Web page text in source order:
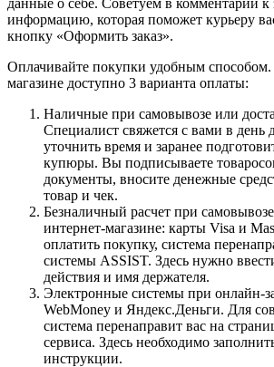
информацию, которая поможет курьеру
кнопку «Оформить заказ».
Оплачивайте покупки удобным
магазине доступно 3 варианта оплаты:
Наличные при самовывозе или
Специалист свяжется с вами в день
уточнить время и заранее
купюры. Вы подписываете
документы, вносите денежные
товар и чек.
Безналичный расчет при
интернет-магазине: карты Visa и
оплатить покупку, система
системы ASSIST. Здесь нужно
действия и имя держателя.
Электронные системы при онлайн-
WebMoney и Яндекс.Деньги. Для
система перенаправит вас на
сервиса. Здесь необходимо
инструкции.